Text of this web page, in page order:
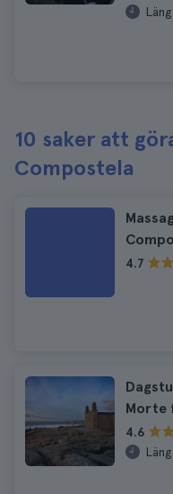
10 saker att
Compostela
4.7
Morte
4.6